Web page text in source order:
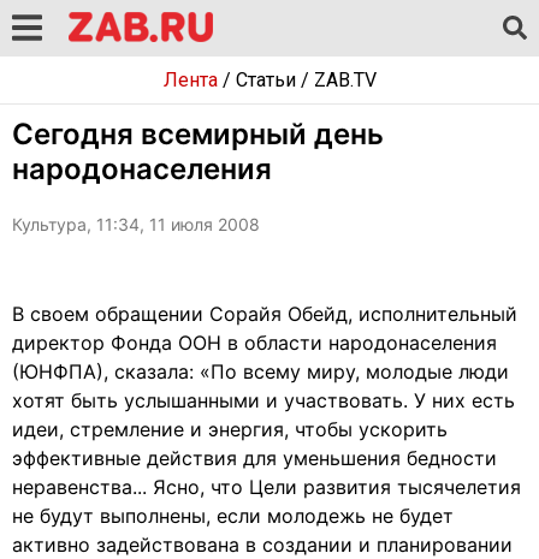
Лента/ Статьи/ ZAB.TV
Сегодня всемирный день
народонаселения
Культура, 11:34, 11 июля 2008
В своем обращении Сорайя Обейд, исполнительный
директор Фонда ООН в области народонаселения
(ЮНФПА), сказала: «По всему миру, молодые люди
хотят быть услышанными и участвовать. У них есть
идеи, стремление и энергия, чтобы ускорить
эффективные действия для уменьшения бедности
неравенства... Ясно, что Цели развития тысячелетия
не будут выполнены, если молодежь не будет
активно задействована в создании и планировании